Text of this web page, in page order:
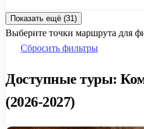
Показать ещё (31)
Выберите точки маршрута для
Сбросить фильтры
Доступные туры:
(2026-2027)